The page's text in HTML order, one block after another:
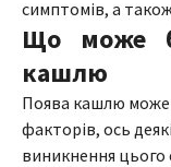
симптомів, а
Що може
кашлю
Поява кашлю може
факторів, ось
виникнення цього